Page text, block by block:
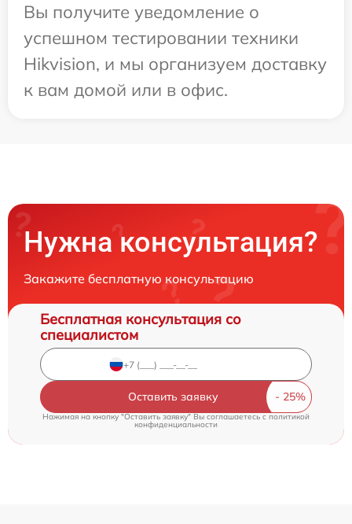
Вы получите уведомление о
успешном тестировании техники
Hikvision, и мы организуем доставку
к вам домой или в офис.
Нужна консультация?
Закажите бесплатную консультацию
Бесплатная консультация со
специалистом
Оставить заявку
Нажимая на кнопку "Оставить заявку" Вы соглашаетесь cполитикой
конфиденциальности